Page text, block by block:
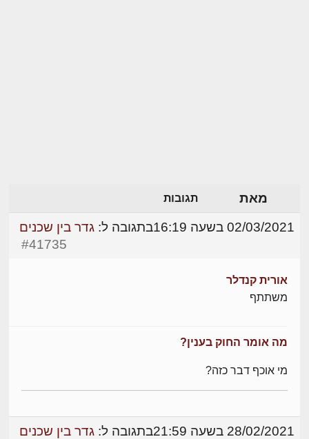
מאת תגובות
02/03/2021 בשעה 16:19 בתגובה ל: גדר בין שכנים
#41735
אורית קנדלר
משתתף
מה אומר החוק בענין?
מי אוכף דבר כזה?
28/02/2021 בשעה 21:59 בתגובה ל: גדר בין שכנים